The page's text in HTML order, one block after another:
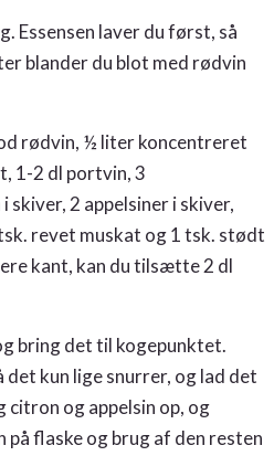
Essensen laver du først, så
blander du blot med rødvin
rødvin, ½ liter koncentreret
1-2 dl portvin, 3
2 appelsiner i skiver,
revet muskat og 1 tsk. stødt
kant, kan du tilsætte 2 dl
bring det til kogepunktet.
det kun lige snurrer, og lad det
citron og appelsin op, og
på flaske og brug af den resten